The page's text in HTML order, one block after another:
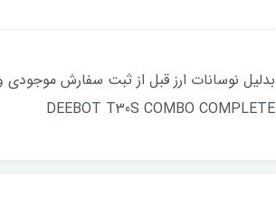
DEEBOT T30S COMBO COMPLETE